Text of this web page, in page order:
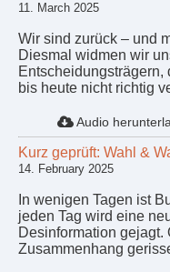
11. March 2025
Wir sind zurück – und
Diesmal widmen wir
Entscheidungsträgern,
bis heute nicht richtig
Audio
Kurz geprüft: Wahl &
14. February 2025
In wenigen Tagen ist
jeden Tag wird eine
Desinformation gejagt.
Zusammenhang